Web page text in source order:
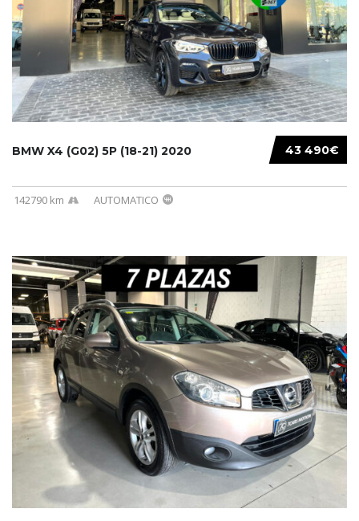
43 490€
BMW X4 (G02) 5P (18-21) 2020
142790 km AUTOMATICO